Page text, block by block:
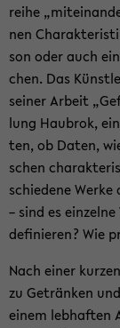
rei­he
nen
son oder auch
chen. Das
sei­ner Ar­beit
lung Hau­brok,
ten, ob Daten,
schen
schie­de­ne
– sind es
de­fi­nie­ren? Wie
Nach einer
zu Ge­trän­ken
einem leb­haf­ten